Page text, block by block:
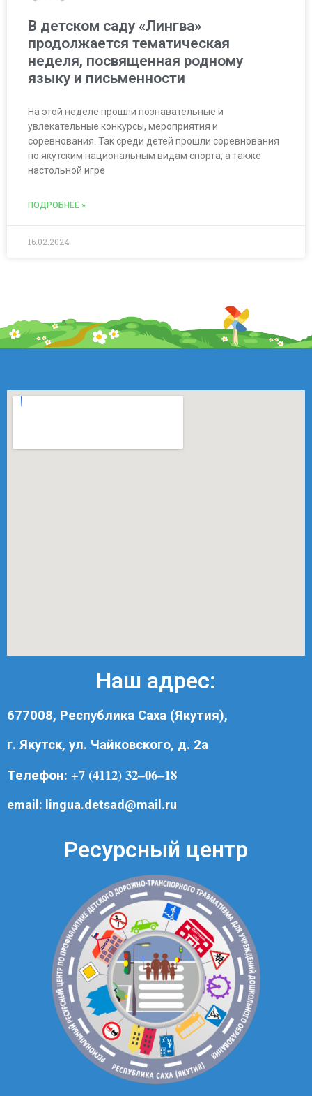
В детском саду «Лингва»
продолжается тематическая
неделя, посвященная родному
языку и письменности
На этой неделе прошли познавательные и
увлекательные конкурсы, мероприятия и
соревнования. Так среди детей прошли соревнования
по якутским национальным видам спорта, а также
настольной игре
ПОДРОБНЕЕ »
16.02.2024
Наш адрес:
677008, Республика Саха (Якутия),
г. Якутск, ул. Чайковского, д. 2а
Телефон: +7 (4112) 32‒06‒18
email: lingua.detsad@mail.ru
Ресурсный центр